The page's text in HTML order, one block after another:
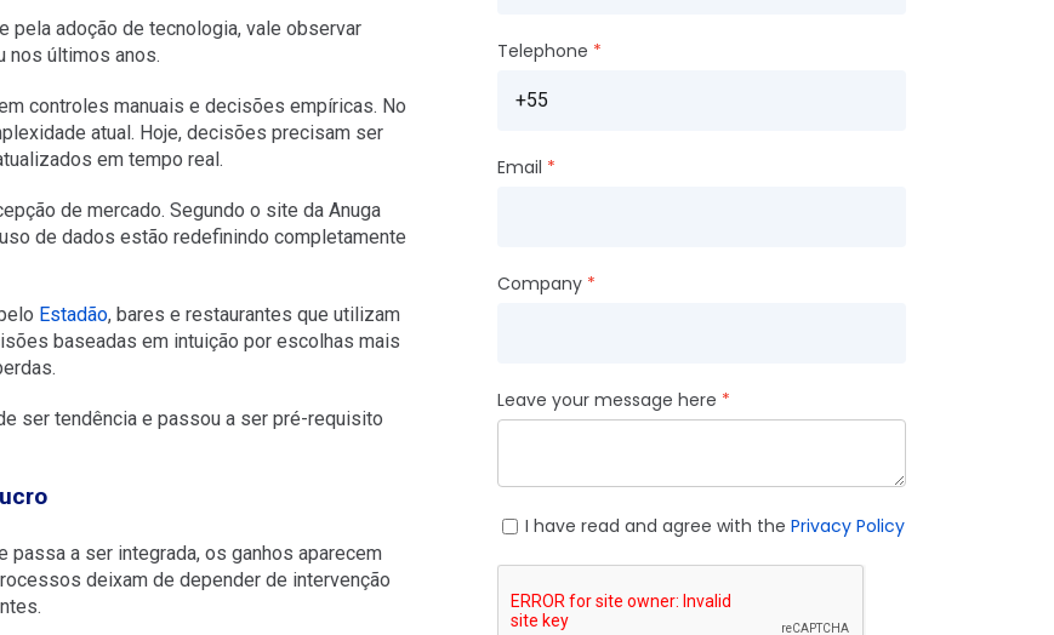
pela adoção de tecnologia, vale observar
nos últimos anos.
controles manuais e decisões empíricas. No
atual. Hoje, decisões precisam ser
em tempo real.
de mercado. Segundo o site da Anuga
de dados estão redefinindo completamente
Estadão, bares e restaurantes que utilizam
baseadas em intuição por escolhas mais
ser tendência e passou a ser pré-requisito
passa a ser integrada, os ganhos aparecem
deixam de depender de intervenção
Telephone
Email
Company
Leave your message here
I have read and agree with the Privacy Policy